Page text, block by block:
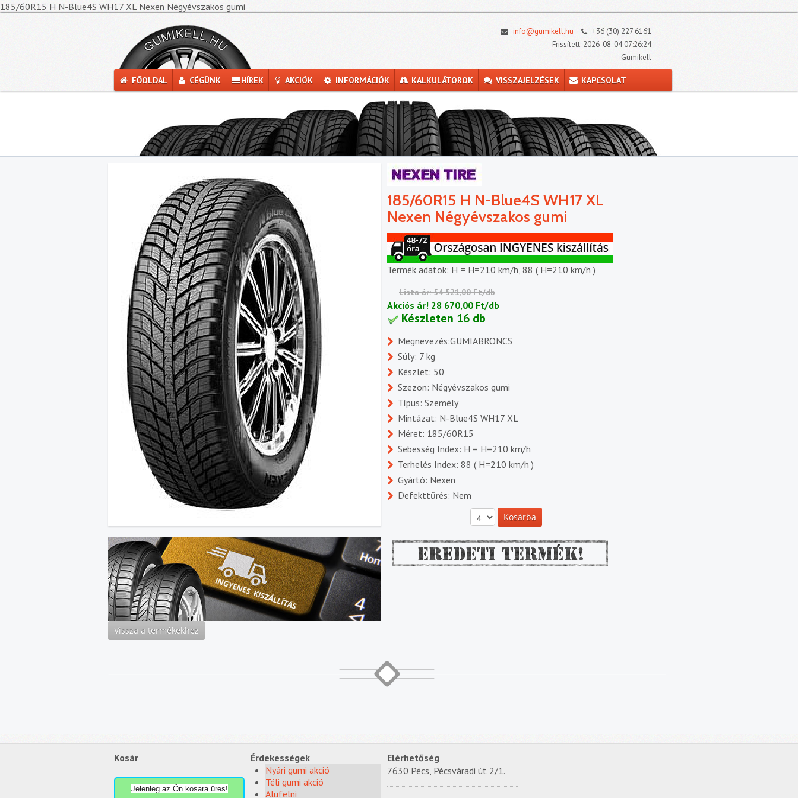
185/60R15 H N-Blue4S WH17 XL Nexen Négyévszakos gumi
info@gumikell.hu
+36 (30) 227 6161
Frissített: 2026-08-04 07:26:24
Gumikell
FŐOLDAL CÉGÜNK HÍREK AKCIÓK INFORMÁCIÓK KALKULÁTOROK VISSZAJELZÉSEK KAPCSOLAT
185/60R15 H N-Blue4S WH17 XL
Nexen Négyévszakos gumi
Termék adatok: H = H=210 km/h, 88 ( H=210 km/h )
Lista ár: 54 521,00 Ft/db
Akciós ár! 28 670,00 Ft/db
Készleten 16 db
Megnevezés:GUMIABRONCS
Súly: 7 kg
Készlet: 50
Szezon: Négyévszakos gumi
Típus: Személy
Mintázat: N-Blue4S WH17 XL
Méret: 185/60R15
Sebesség Index: H = H=210 km/h
Terhelés Index: 88 ( H=210 km/h )
Gyártó: Nexen
Defekttűrés: Nem
Kosár
Jelenleg az Ön kosara üres!
Érdekességek
Nyári gumi akció
Téli gumi akció
Alufelni
Elérhetőség
7630 Pécs, Pécsváradi út 2/1.